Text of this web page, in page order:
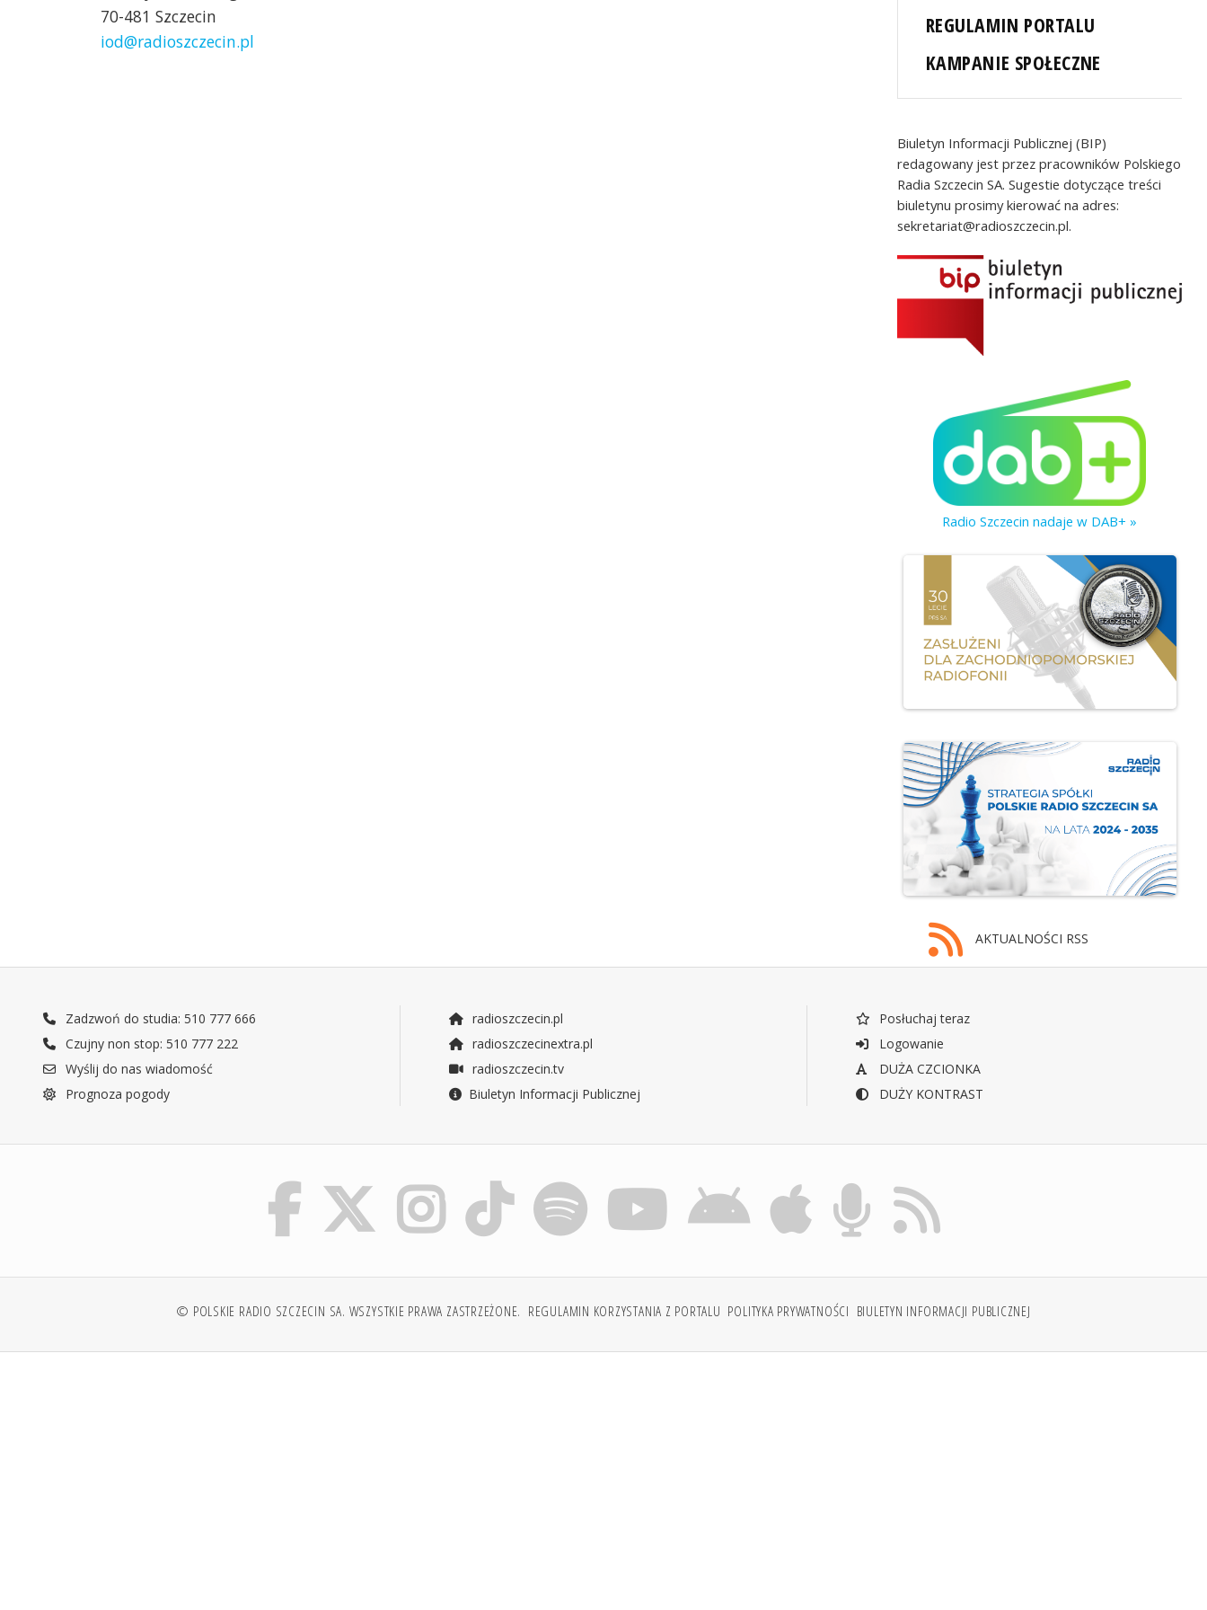
70-481 Szczecin
iod@radioszczecin.pl
REGULAMIN PORTALU
KAMPANIE SPOŁECZNE
Biuletyn Informacji Publicznej (BIP)
redagowany jest przez pracowników Polskiego
Radia Szczecin SA. Sugestie dotyczące treści
biuletynu prosimy kierować na adres:
sekretariat@radioszczecin.pl.
Radio Szczecin nadaje w DAB+ »
AKTUALNOŚCI RSS
Zadzwoń do studia: 510 777 666
Czujny non stop: 510 777 222
Wyślij do nas wiadomość
Prognoza pogody
radioszczecin.pl
radioszczecinextra.pl
radioszczecin.tv
Biuletyn Informacji Publicznej
Posłuchaj teraz
Logowanie
DUŻA CZCIONKA
DUŻY KONTRAST
© POLSKIE RADIO SZCZECIN SA. WSZYSTKIE PRAWA ZASTRZEŻONE. REGULAMIN KORZYSTANIA Z PORTALU POLITYKA PRYWATNOŚCI BIULETYN INFORMACJI PUBLICZNEJ